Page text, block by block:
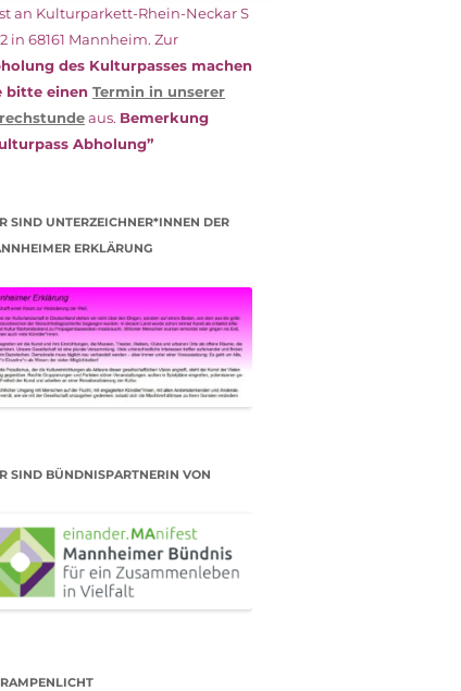
an Kulturparkett-Rhein-Neckar S
in 68161 Mannheim. Zur
des Kulturpasses machen
bitte einen Termin in unserer
aus. Bemerkung
Abholung”
SIND UNTERZEICHNER*INNEN DER
ERKLÄRUNG
SIND BÜNDNISPARTNERIN VON